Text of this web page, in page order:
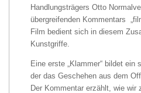
Handlungsträgers Otto
übergreifenden Kommentars
Film bedient sich in diesem
Kunstgriffe.
Eine erste „Klammer“ bildet ein
der das Geschehen aus dem
Der Kommentar erzählt, wie wir